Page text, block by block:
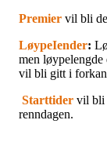
Premier vil bli
LøypeIender:
men
vil bli gitt i
Starttider vil bli
renndagen.